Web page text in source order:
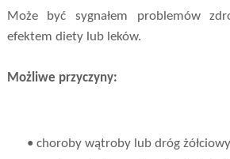
Może być sygnałem problemów
efektem diety lub leków.
Możliwe przyczyny:
• choroby wątroby lub dróg